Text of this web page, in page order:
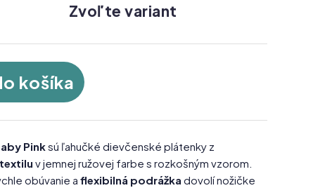
Zvoľte variant
košíka
Pinksú ľahučké dievčenské plátenky z
v jemnej ružovej farbe s rozkošným vzorom.
obúvanie a flexibilná podrážka dovolí nožičke